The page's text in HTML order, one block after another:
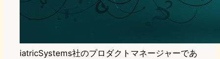
iatricSystems社のプロダクトマネージャーであ